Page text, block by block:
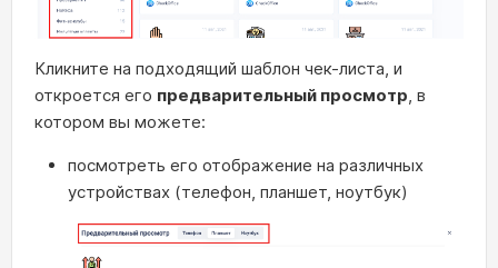
Кликните на подходящий шаблон чек-листа, и
откроется его предварительный просмотр , в
котором вы можете:
посмотреть его отображение на различных
устройствах (телефон, планшет, ноутбук)